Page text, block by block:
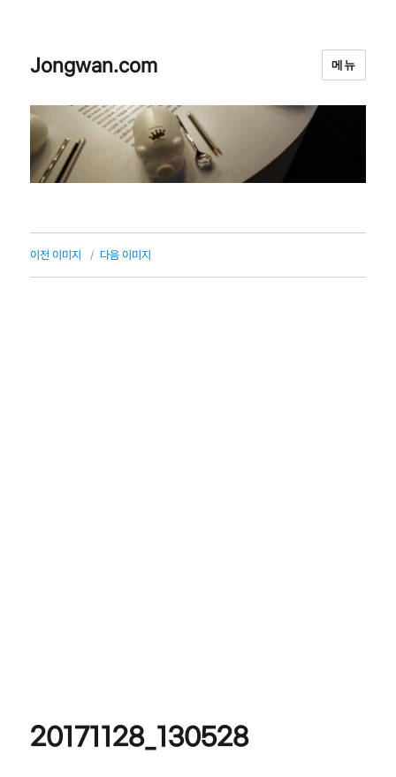
Jongwan.com 메뉴
이전 이미지 다음 이미지
20171128_130528